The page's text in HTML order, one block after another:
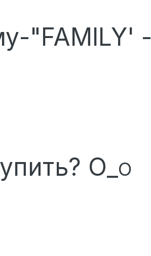
"FAMILY' -
О_ О